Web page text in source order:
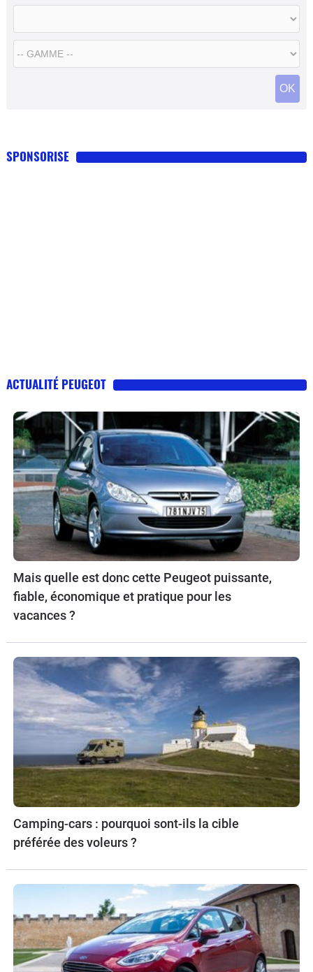
OK
SPONSORISE
ACTUALITÉ PEUGEOT
Mais quelle est donc cette Peugeot puissante,
fiable, économique et pratique pour les
vacances ?
Camping-cars : pourquoi sont-ils la cible
préférée des voleurs ?